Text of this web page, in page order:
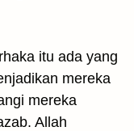
itu ada yang
mereka
mereka
Allah